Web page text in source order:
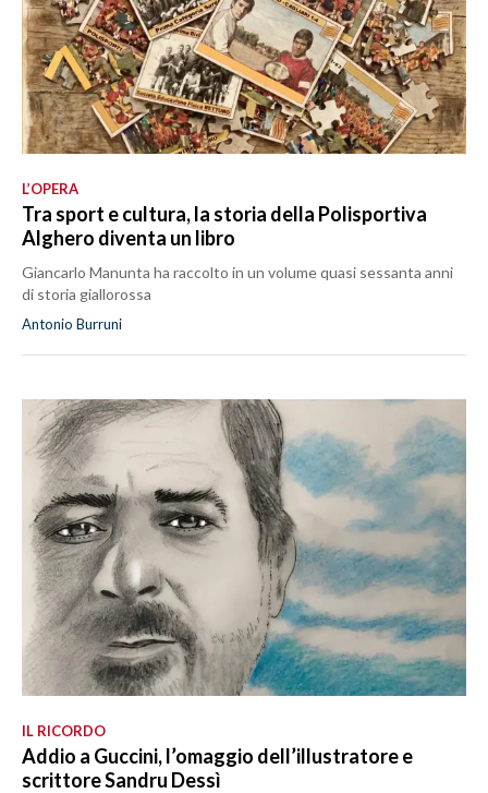
L’OPERA
Tra sport e cultura, la storia della Polisportiva
Alghero diventa un libro
Giancarlo Manunta ha raccolto in un volume quasi sessanta anni
di storia giallorossa
Antonio Burruni
IL RICORDO
Addio a Guccini, l’omaggio dell’illustratore e
scrittore Sandru Dessì